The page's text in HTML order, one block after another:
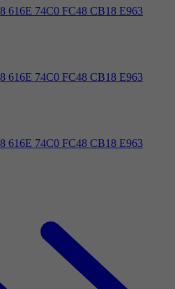
616E 74C0 FC48 CB18 E963
616E 74C0 FC48 CB18 E963
616E 74C0 FC48 CB18 E963